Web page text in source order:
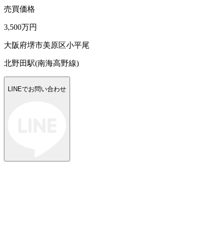
売買価格
3,500万円
大阪府堺市美原区小平尾
北野田駅(南海高野線)
LINEでお問い合わせ